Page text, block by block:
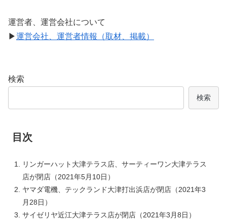
運営者、運営会社について
▶運営会社、運営者情報（取材、掲載）
検索
検索
目次
リンガーハット大津テラス店、サーティーワン大津テラス
店が閉店（2021年5月10日）
ヤマダ電機、テックランド大津打出浜店が閉店（2021年3
月28日）
サイゼリヤ近江大津テラス店が閉店（2021年3月8日）